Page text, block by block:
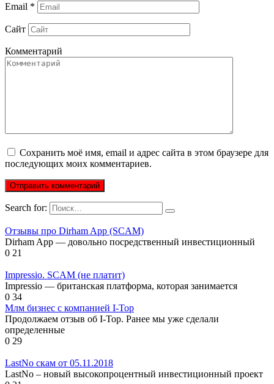
Email *
Сайт
Комментарий
Сохранить моё имя, email и адрес сайта в этом браузере для
последующих моих комментариев.
Search for:
Отзывы про Dirham App (SCAM)
Dirham App — довольно посредственный инвестиционный
0 21
Impressio. SCAM (не платит)
Impressio — британская платформа, которая занимается
0 34
Млм бизнес с компанией I-Top
Продолжаем отзыв об I-Top. Ранее мы уже сделали
определенные
0 29
LastNo скам от 05.11.2018
LastNo – новый высокопроцентный инвестиционный проект